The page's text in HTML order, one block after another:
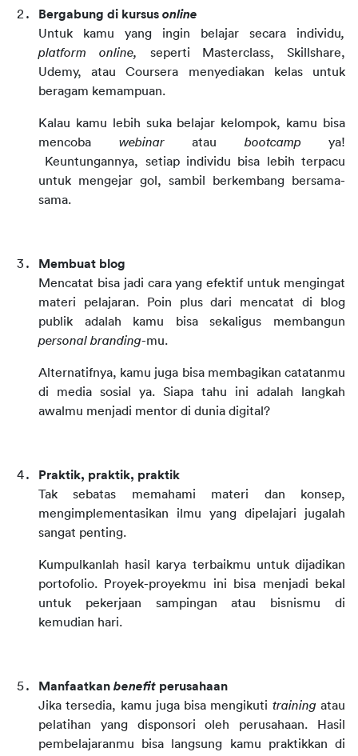
Bergabung di kursus online
Untuk kamu yang ingin belajar secara individu,
platform online, seperti Masterclass, Skillshare,
Udemy, atau Coursera menyediakan kelas untuk
beragam kemampuan.
Kalau kamu lebih suka belajar kelompok, kamu bisa
mencoba webinar atau bootcamp ya!
Keuntungannya, setiap individu bisa lebih terpacu
untuk mengejar gol, sambil berkembang bersama-
sama.
Membuat blog
Mencatat bisa jadi cara yang efektif untuk mengingat
materi pelajaran. Poin plus dari mencatat di blog
personal branding-mu.
Alternatifnya, kamu juga bisa membagikan catatanmu
di media sosial ya. Siapa tahu ini adalah langkah
awalmu menjadi mentor di dunia digital?
Praktik, praktik, praktik
Tak sebatas memahami materi dan konsep,
mengimplementasikan ilmu yang dipelajari jugalah
sangat penting.
Kumpulkanlah hasil karya terbaikmu untuk dijadikan
portofolio. Proyek-proyekmu ini bisa menjadi bekal
untuk pekerjaan sampingan atau bisnismu di
kemudian hari.
Manfaatkan benefit perusahaan
Jika tersedia, kamu juga bisa mengikuti training atau
pelatihan yang disponsori oleh perusahaan. Hasil
pembelajaranmu bisa langsung kamu praktikkan di